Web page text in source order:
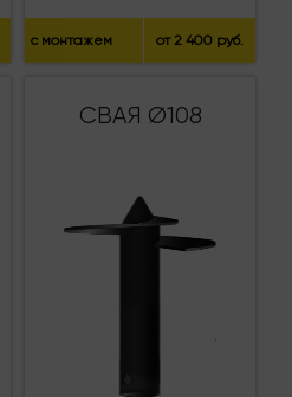
с монтажем от 2 400 руб.
СВАЯ Ø108